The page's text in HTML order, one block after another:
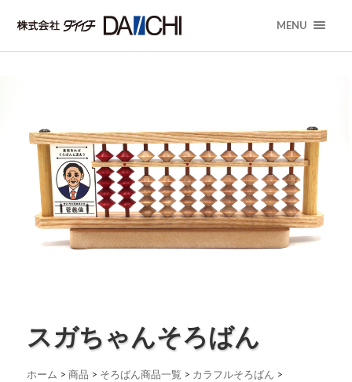
MENU
スガちゃんそろばん
ホーム > 商品 > そろばん商品一覧 > カラフルそろばん >